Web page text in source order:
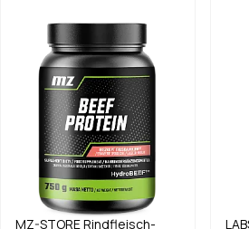
MZ-STORE Rindfleisch-